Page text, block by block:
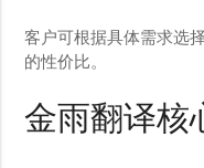
客户可根据具体需求选
的性价比。
金雨翻译核